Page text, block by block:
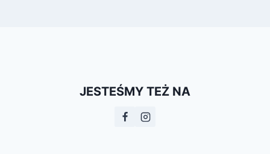
JESTEŚMY TEŻ NA